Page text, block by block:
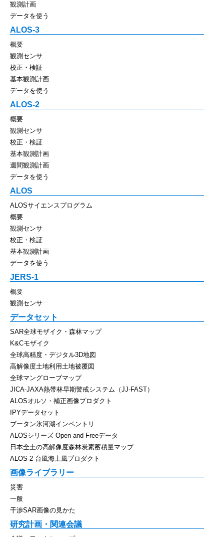
観測計画
データを使う
ALOS-3
概要
観測センサ
校正・検証
基本観測計画
データを使う
ALOS-2
概要
観測センサ
校正・検証
基本観測計画
週間観測計画
データを使う
ALOS
ALOSサイエンスプログラム
概要
観測センサ
校正・検証
基本観測計画
データを使う
JERS-1
概要
観測センサ
データセット
SAR全球モザイク・森林マップ
K&Cモザイク
全球高精度・デジタル3D地図
高解像度土地利用土地被覆図
全球マングローブマップ
JICA-JAXA熱帯林早期警戒システム（JJ-FAST）
ALOSオルソ・補正画像プロダクト
IPYデータセット
ブータン氷河湖インベントリ
ALOSシリーズ Open and Freeデータ
日本全土の高解像度森林炭素蓄積量マップ
ALOS-2 台風海上風プロダクト
画像ライブラリー
災害
一般
干渉SAR画像の見かた
研究計画・関連会議